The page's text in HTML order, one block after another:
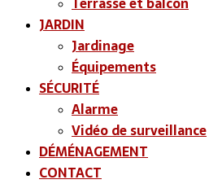
JARDIN
Jardinage
Équipements
SÉCURITÉ
Alarme
Vidéo de surveillance
DÉMÉNAGEMENT
CONTACT